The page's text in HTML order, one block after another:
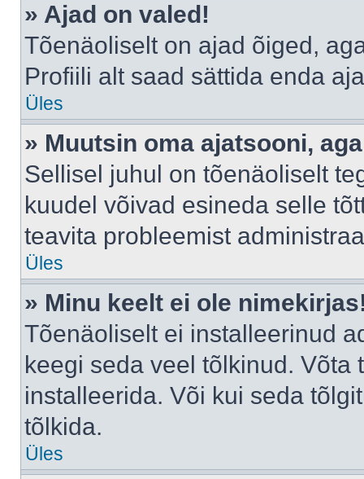
» Ajad on valed!
Tõenäoliselt on ajad õiged,
Profiili alt saad sättida enda
Üles
» Muutsin oma ajatsooni,
Sellisel juhul on tõenäoliselt
kuudel võivad esineda selle
teavita probleemist
Üles
» Minu keelt ei ole
Tõenäoliselt ei installeerinud
keegi seda veel tõlkinud.
installeerida. Või kui seda
tõlkida.
Üles